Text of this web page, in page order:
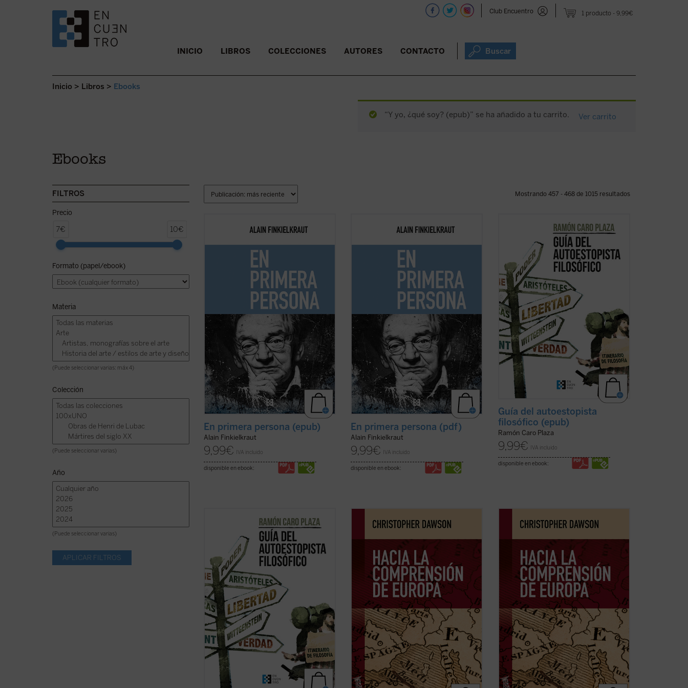
1 producto 9,99€
Club Encuentro
SALTAR AL CONTENIDO. INICIO LIBROS COLECCIONES AUTORES CONTACTO Buscar
Inicio > Libros > Ebooks
“Y yo, ¿qué soy? (epub)” se ha añadido a tu carrito. Ver carrito
Ebooks
FILTROS
Precio
7€ 10€
Formato (papel/ebook)
Materia
(Puede seleccionar varias: máx 4)
Colección
(Puede seleccionar varias)
Año
(Puede seleccionar varias)
Mostrando 457 - 468 de 1015 resultados
«Reaccionarios, dicen.
de precisar la situación en que me
encuentro y volver a trazar mi itinerario
sin evasivas ni complacencias.
Por lo que a mí respecta no se trata en
modo alguno de rebajar el ...
(ver ficha)
En primera persona (epub)
Alain Finkielkraut
9,99€ IVA incluido
disponible en ebook:
«Reaccionarios, dicen.
de precisar la situación en que me
encuentro y volver a trazar mi itinerario
sin evasivas ni complacencias.
Por lo que a mí respecta no se trata en
modo alguno de rebajar el ...
(ver ficha)
En primera persona (pdf)
Alain Finkielkraut
9,99€ IVA incluido
disponible en ebook:
Explora este mundo, la realidad que te
rodea y la que te constituye. La obra que
tienes ahora en tus manos pretende
rastrear los enclaves principales en
compañía de los grandes pensadores.
Además, te ofrece herramientas para
localizar tu propio ...(ver ficha)
Guía del autoestopista
filosófico (epub)
Ramón Caro Plaza
9,99€ IVA incluido
disponible en ebook:
Explora este mundo, la realidad que te
rodea y la que te constituye. La obra que
tienes ahora en tus manos pretende
rastrear los enclaves principales en
compañía de los grandes pensadores.
Además, te ofrece herramientas para
localizar tu propio ...(ver ficha)
En tiempos de fuertes rechazos y dudas
más aún, de afirmación generalizada de
la decadencia de Occidente,
comprensión de Europaresulta un texto
tan iluminador como cuando se publicó
por ...(ver ficha)
En tiempos de fuertes rechazos y dudas
más aún, de afirmación generalizada de
la decadencia de Occidente,
comprensión de Europaresulta un texto
tan iluminador como cuando se publicó
por ...(ver ficha)